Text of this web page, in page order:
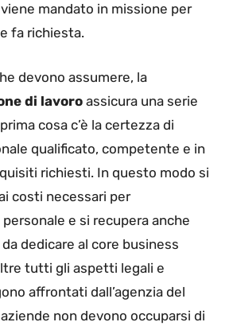
mandato in missione per
fa richiesta.
devono assumere, la
di lavoro assicura una serie
cosa c’è la certezza di
qualificato, competente e in
richiesti. In questo modo si
costi necessari per
personale e si recupera anche
dedicare al core business
tutti gli aspetti legali e
affrontati dall’agenzia del
non devono occuparsi di